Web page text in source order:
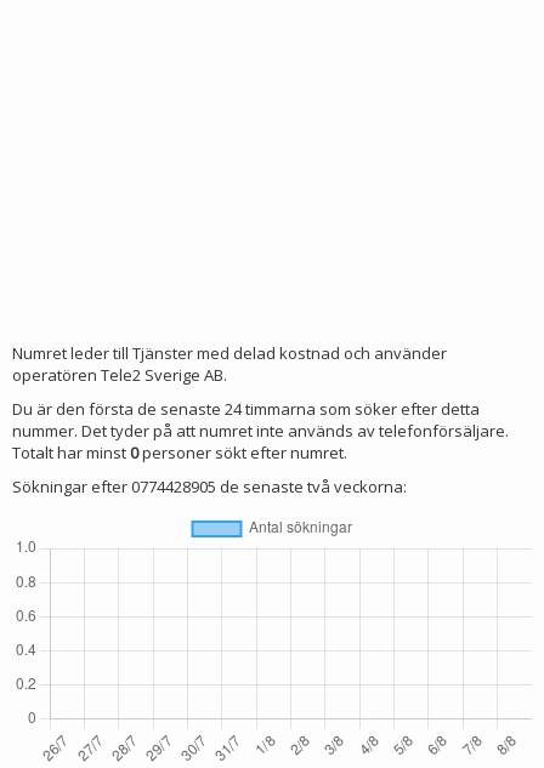
Numret leder till Tjänster med delad kostnad och använder
operatören Tele2 Sverige AB.
Du är den första de senaste 24 timmarna som söker efter detta
nummer. Det tyder på att numret inte används av telefonförsäljare.
Totalt har minst0personer sökt efter numret.
Sökningar efter 0774428905 de senaste två veckorna: